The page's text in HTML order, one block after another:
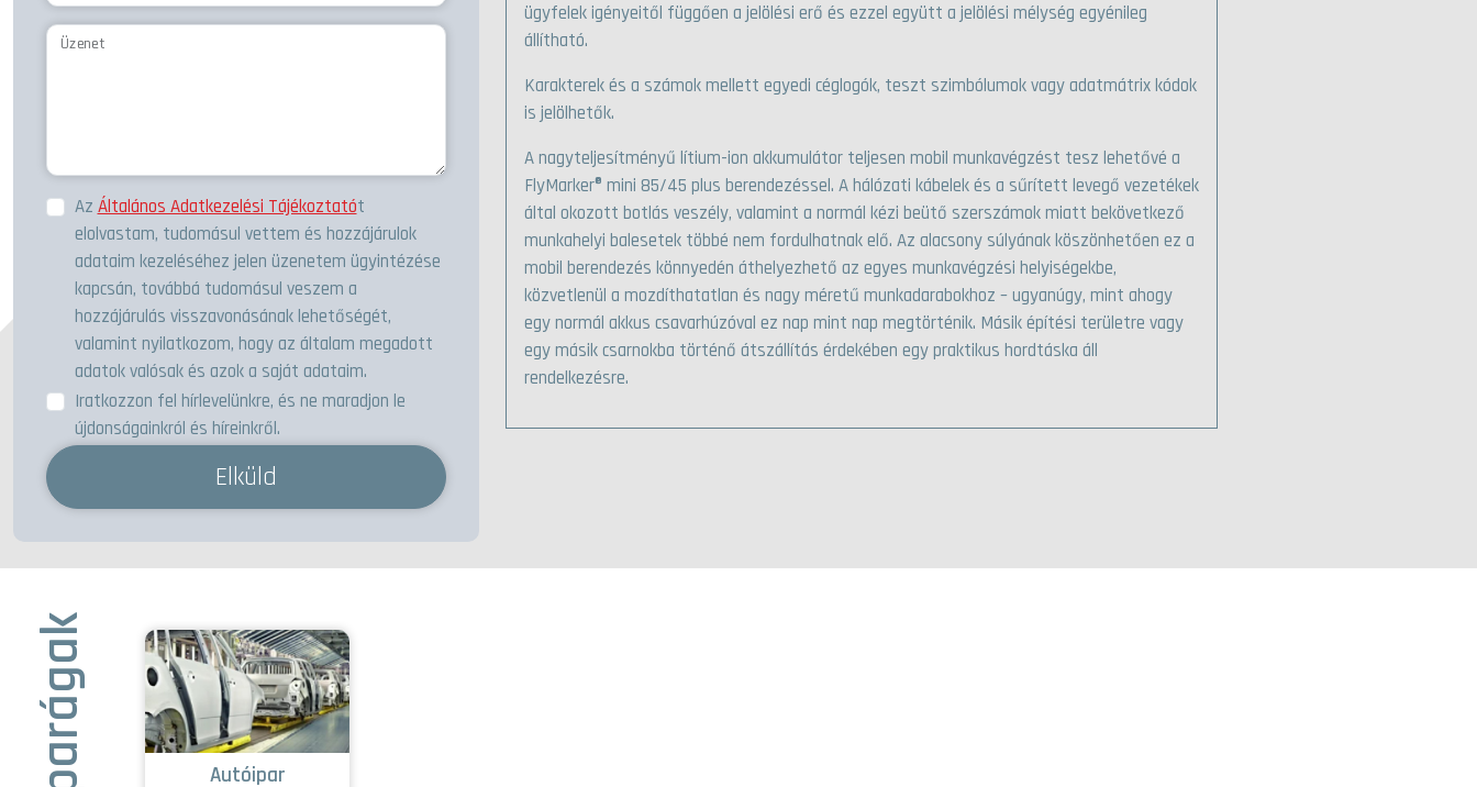
Üzenet
Az Általános Adatkezelési Tájékoztatót
elolvastam, tudomásul vettem és hozzájárulok
adataim kezeléséhez jelen üzenetem ügyintézése
kapcsán, továbbá tudomásul veszem a
hozzájárulás visszavonásának lehetőségét,
valamint nyilatkozom, hogy az általam megadott
adatok valósak és azok a saját adataim.
Iratkozzon fel hírlevelünkre, és ne maradjon le
újdonságainkról és híreinkről.
Elküld
ügyfelek igényeitől függően a jelölési erő és ezzel együtt a jelölési mélység egyénileg
állítható.
Karakterek és a számok mellett egyedi céglogók, teszt szimbólumok vagy adatmátrix kódok
is jelölhetők.
A nagyteljesítményű lítium-ion akkumulátor teljesen mobil munkavégzést tesz lehetővé a
FlyMarker® mini 85/45 plus berendezéssel. A hálózati kábelek és a sűrített levegő vezetékek
által okozott botlás veszély, valamint a normál kézi beütő szerszámok miatt bekövetkező
munkahelyi balesetek többé nem fordulhatnak elő. Az alacsony súlyának köszönhetően ez a
mobil berendezés könnyedén áthelyezhető az egyes munkavégzési helyiségekbe,
közvetlenül a mozdíthatatlan és nagy méretű munkadarabokhoz – ugyanúgy, mint ahogy
egy normál akkus csavarhúzóval ez nap mint nap megtörténik. Másik építési területre vagy
egy másik csarnokba történő átszállítás érdekében egy praktikus hordtáska áll
rendelkezésre.
Iparágak Autóipar